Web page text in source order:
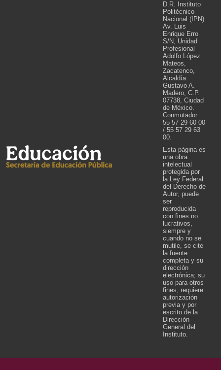
D.R. Instituto
Politécnico
Nacional (IPN).
Av. Luis
Enrique Erro
S/N, Unidad
Profesional
Adolfo López
Mateos,
Zacatenco,
Alcaldía
Gustavo A.
Madero, C.P.
07738, Ciudad
de México.
Conmutador:
55 57 29 60 00
/ 55 57 29 63
00.
Esta página es
una obra
intelectual
protegida por
la Ley Federal
del Derecho de
Autor, puede
ser
reproducida
con fines no
lucrativos,
siempre y
cuando no se
mutile, se cite
la fuente
completa y su
dirección
electrónica; su
uso para otros
fines, requiere
autorización
previa y por
escrito de la
Dirección
General del
Instituto.